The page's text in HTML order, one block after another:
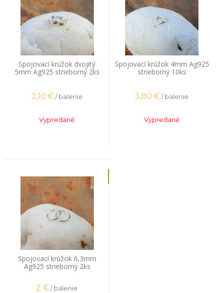
Spojovací krúžok dvojitý
5mm Ag925 strieborný 2ks
2,10 €/ balenie
Vypredané
Spojovací krúžok 4mm Ag925
strieborný 10ks
3,80 €/ balenie
Vypredané
Spojovací krúžok 6,3mm
Ag925 strieborný 2ks
2 €/ balenie